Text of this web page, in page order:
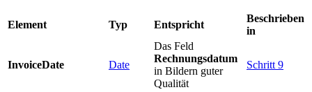
Element Typ Entspricht
Beschrieben
in
InvoiceDate Date
Das Feld
Rechnungsdatum
in Bildern guter
Qualität
Schritt 9